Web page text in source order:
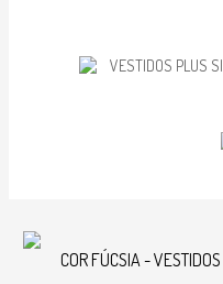
VESTIDOS PLUS
COR FÚCSIA -